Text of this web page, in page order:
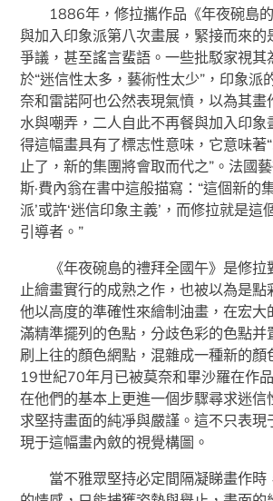
1886年，修拉攜作品《年夜碗島
與加入印象派第八次畫展，緊接而來的
爭議，甚至謠言蜚語。一些批駁家視其
於“迷信性太多，藝術性太少”，印象派
奈和雷諾阿也公然表現氣憤，以為其畫
水與嘲弄，二人自此不再餐與加入印象
得這幅畫具有了標志性意味，它意味著
止了，新的集團將會取而代之”。法國
斯·費內翁在書中這般描寫：“這個新的
派’或許‘迷信印象主義’，而修拉就是這
引導者。”
《年夜碗島的禮拜全國午》是修
止繪畫實行的成熟之作，也被以為是點
他以高度的準確性來繪制油畫，在宏大
滿精準擺列的色點，分歧色彩的色點并
刷上往的顏色網點，混雜成一種新的顏
19世紀70年月已被莫奈和畢沙羅在作
在他們的基本上更進一個步驟尋求迷信
求堅持畫面的純凈與嚴謹。這不只表現
現于這幅畫內斂的視覺構圖。
當不雅眾堅持必定間隔凝睇畫作時